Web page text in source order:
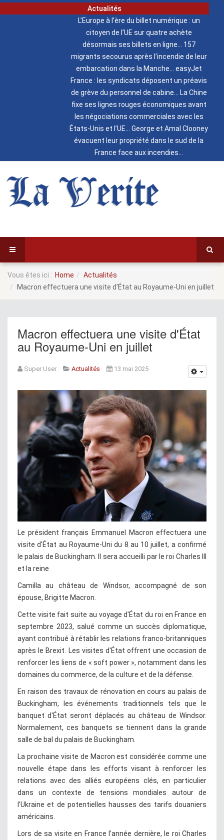
Actualités
L’Europe à l’ère du billet numérique : un
citoyen de l’UE sur quatre achète
désormais ses billets en ligne
157
migrants secourus après l’incendie de leur
embarcation dans la Manche
easyJet
France : les syndicats déposent un préavis
de grève du personnel de cabine
La Chine
fixe ses lignes rouges économiques avant
les négociations commerciales avec les
États-Unis et l’UE
George et Amal Clooney
évacuent leur propriété dans le sud de la
France face aux incendies
La Verite
Vous êtes ici : Home
Actualités
Macron effectuera une visite d'État au Royaume-Uni en juillet
Macron effectuera une visite d'État
au Royaume-Uni en juillet
Super User Actualités 13 mai 2025
Le président français Emmanuel Macron effectuera une
visite d'État au Royaume-Uni du 8 au 10 juillet, a confirmé
le palais de Buckingham. Il sera accueilli par le roi Charles III
et la reine
Camilla au château de Windsor, accompagné de son
épouse, Brigitte Macron.
Cette visite fait suite au voyage d'État du roi en France en
septembre 2023, salué comme un succès diplomatique,
ayant contribué à rétablir les relations franco-britanniques
après le Brexit. Les visites d'État offrent une occasion de
renforcer les liens de « soft power », notamment dans les
domaines du commerce, de la culture et de la défense.
En raison des travaux de rénovation en cours au palais de
Buckingham, les événements traditionnels tels que le
banquet d'État seront déplacés au château de Windsor.
Normalement, ces banquets se tiennent dans la grande
salle de bal du palais de Buckingham.
La prochaine visite de Macron est considérée comme une
nouvelle étape dans les efforts visant à renforcer les
relations avec des alliés européens clés, en particulier
dans un contexte de tensions mondiales autour de
l’Ukraine et de potentielles hausses des tarifs douaniers
américains.
Lors de sa visite en France l’année dernière, le roi Charles